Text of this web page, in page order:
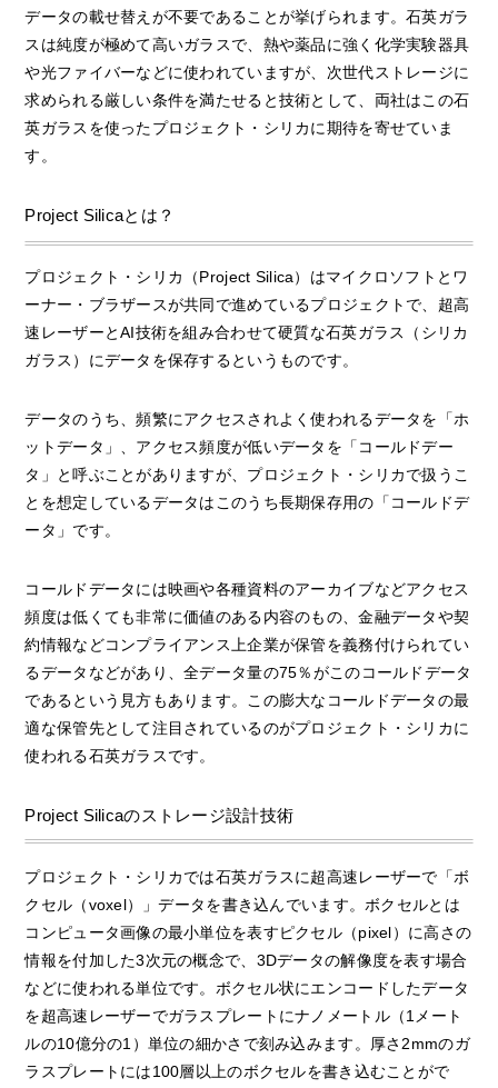
データの載せ替えが不要であることが挙げられます。石英ガラ
スは純度が極めて高いガラスで、熱や薬品に強く化学実験器具
や光ファイバーなどに使われていますが、次世代ストレージに
求められる厳しい条件を満たせると技術として、両社はこの石
英ガラスを使ったプロジェクト・シリカに期待を寄せていま
す。
Project Silicaとは？
プロジェクト・シリカ（Project Silica）はマイクロソフトとワ
ーナー・ブラザースが共同で進めているプロジェクトで、超高
速レーザーとAI技術を組み合わせて硬質な石英ガラス（シリカ
ガラス）にデータを保存するというものです。
データのうち、頻繁にアクセスされよく使われるデータを「ホ
ットデータ」、アクセス頻度が低いデータを「コールドデー
タ」と呼ぶことがありますが、プロジェクト・シリカで扱うこ
とを想定しているデータはこのうち長期保存用の「コールドデ
ータ」です。
コールドデータには映画や各種資料のアーカイブなどアクセス
頻度は低くても非常に価値のある内容のもの、金融データや契
約情報などコンプライアンス上企業が保管を義務付けられてい
るデータなどがあり、全データ量の75％がこのコールドデータ
であるという見方もあります。この膨大なコールドデータの最
適な保管先として注目されているのがプロジェクト・シリカに
使われる石英ガラスです。
Project Silicaのストレージ設計技術
プロジェクト・シリカでは石英ガラスに超高速レーザーで「ボ
クセル（voxel）」データを書き込んでいます。ボクセルとは
コンピュータ画像の最小単位を表すピクセル（pixel）に高さの
情報を付加した3次元の概念で、3Dデータの解像度を表す場合
などに使われる単位です。ボクセル状にエンコードしたデータ
を超高速レーザーでガラスプレートにナノメートル（1メート
ルの10億分の1）単位の細かさで刻み込みます。厚さ2mmのガ
ラスプレートには100層以上のボクセルを書き込むことがで